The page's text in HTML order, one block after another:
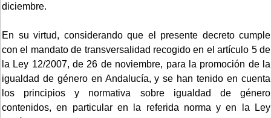
diciembre.
En su virtud, considerando que el presente decreto cumple
con el mandato de transversalidad recogido en el artículo 5 de
la Ley 12/2007, de 26 de noviembre, para la promoción de la
igualdad de género en Andalucía, y se han tenido en cuenta
los principios y normativa sobre igualdad de género
contenidos, en particular en la referida norma y en la Ley